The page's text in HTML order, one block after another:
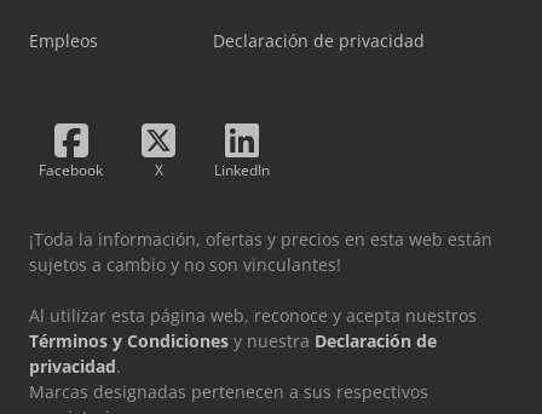
Empleos Declaración de privacidad
Facebook X LinkedIn
¡Toda la información, ofertas y precios en esta web están
sujetos a cambio y no son vinculantes!
Al utilizar esta página web, reconoce y acepta nuestros
Términos y Condiciones y nuestra Declaración de
privacidad.
Marcas designadas pertenecen a sus respectivos